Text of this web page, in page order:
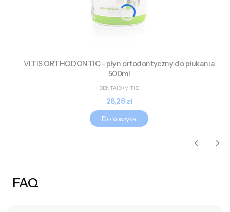
VITIS ORTHODONTIC - płyn ortodontyczny do płukania
500ml
DENTAID (VITIS)
Cena
28,28 zł
Do koszyka
FAQ